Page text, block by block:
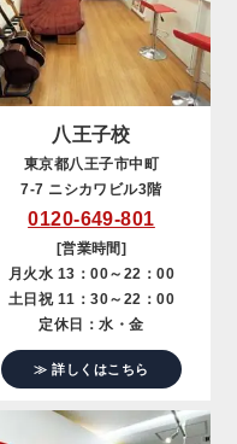
八王子校
東京都八王子市中町
7-7 ニシカワビル3階
0120-649-801
[営業時間]
月火水 13：00～22：00
土日祝 11：30～22：00
定休日：水・金
≫ 詳しくはこちら